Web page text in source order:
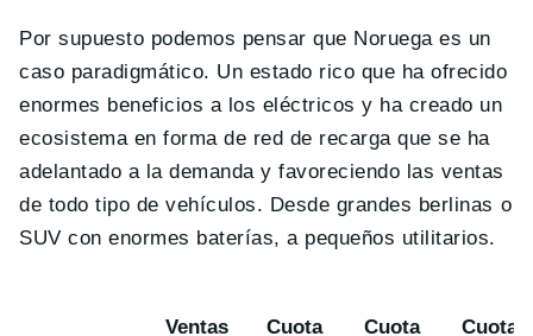
Por supuesto podemos pensar que Noruega es un
caso paradigmático. Un estado rico que ha ofrecido
enormes beneficios a los eléctricos y ha creado un
ecosistema en forma de red de recarga que se ha
adelantado a la demanda y favoreciendo las ventas
de todo tipo de vehículos. Desde grandes berlinas o
SUV con enormes baterías, a pequeños utilitarios.
Ventas
Cuota
Cuota
Cuota